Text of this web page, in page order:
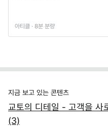
아티클 · 8분 분량
지금 보고 있는 콘텐츠
교토의 디테일 - 고객을 사
(3)